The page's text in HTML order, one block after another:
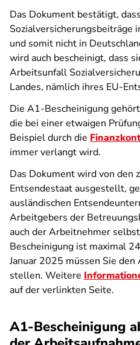
Das Dokument bestätigt,
Sozialversicherungsbeiträge
und somit nicht in
wird auch bescheinigt, dass
Arbeitsunfall
Landes, nämlich ihres EU-
Die A1-Bescheinigung
die bei einer etwaigen
Beispiel durch die
immer verlangt wird.
Das Dokument wird von den
Entsendestaat ausgestellt,
ausländischen
Arbeitgebers der
auch der Arbeitnehmer
Bescheinigung ist maximal
Januar 2025 müssen Sie
stellen. Weitere
auf der verlinkten Seite.
A1-Bescheinigung